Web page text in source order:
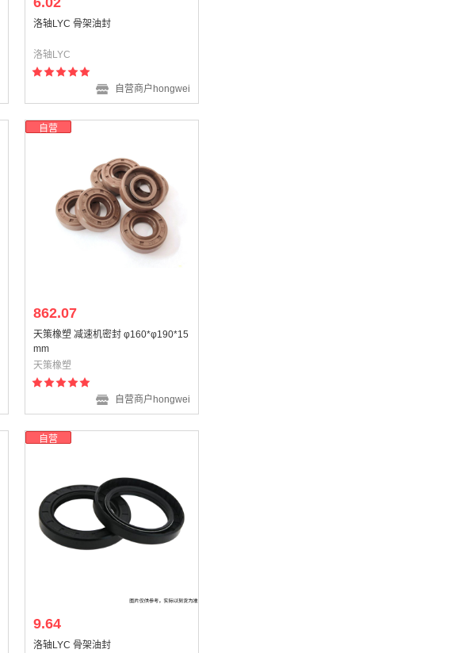
洛轴LYC 骨架油封
洛轴LYC
自营商户hongwei
862.07
天策橡塑 减速机密封 φ160*φ190*15
mm
天策橡塑
自营
自营商户hongwei
9.64
洛轴LYC 骨架油封
自营